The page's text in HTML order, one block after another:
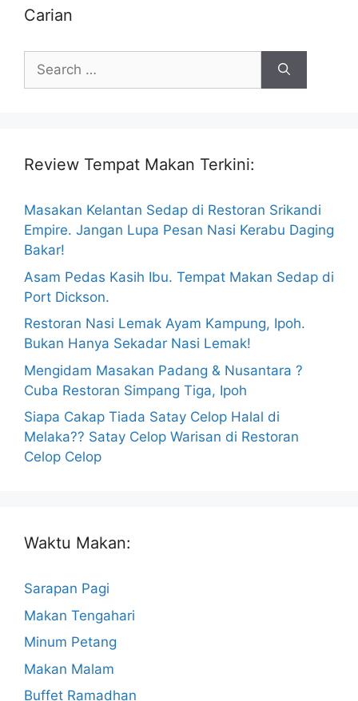
Carian
Search
for:
Review Tempat Makan Terkini:
Masakan Kelantan Sedap di Restoran Srikandi
Empire. Jangan Lupa Pesan Nasi Kerabu Daging
Bakar!
Asam Pedas Kasih Ibu. Tempat Makan Sedap di
Port Dickson.
Restoran Nasi Lemak Ayam Kampung, Ipoh.
Bukan Hanya Sekadar Nasi Lemak!
Mengidam Masakan Padang & Nusantara ?
Cuba Restoran Simpang Tiga, Ipoh
Siapa Cakap Tiada Satay Celop Halal di
Melaka?? Satay Celop Warisan di Restoran
Celop Celop
Waktu Makan:
Sarapan Pagi
Makan Tengahari
Minum Petang
Makan Malam
Buffet Ramadhan